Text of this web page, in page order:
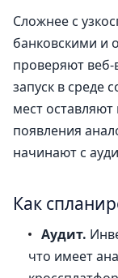
Сложнее с
банковскими и
проверяют веб-
запуск в среде
мест
появления
начинают с
Как
Аудит.
что имеет